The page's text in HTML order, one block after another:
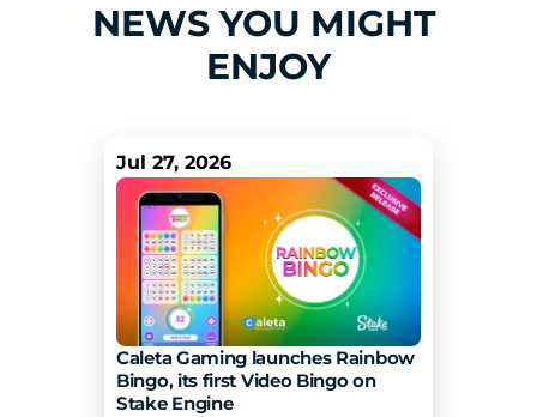
NEWS YOU MIGHT
ENJOY
Jul 27, 2026
Caleta Gaming launches Rainbow
Bingo, its first Video Bingo on
Stake Engine